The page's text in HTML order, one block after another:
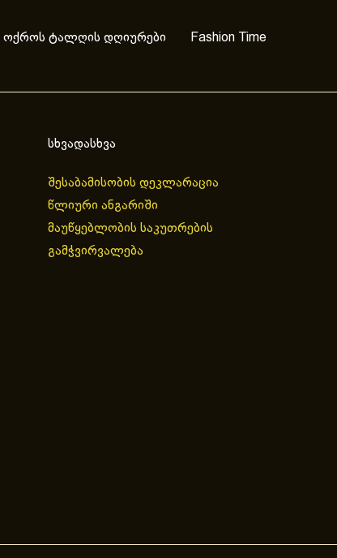
ოქროს ტალღის დღიურები Fashion Time
სხვადასხვა
შესაბამისობის დეკლარაცია
წლიური ანგარიში
მაუწყებლობის საკუთრების
გამჭვირვალება